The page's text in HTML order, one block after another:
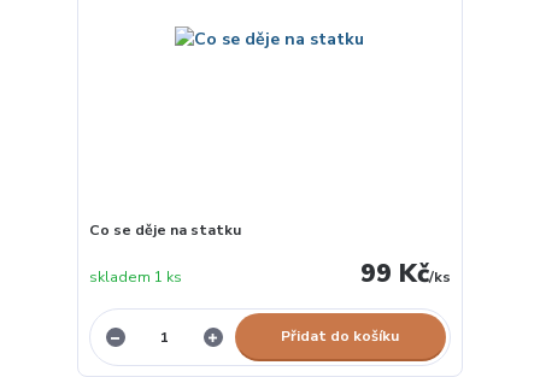
Co se děje na statku
99 Kč/ks
skladem 1 ks
Přidat do košíku